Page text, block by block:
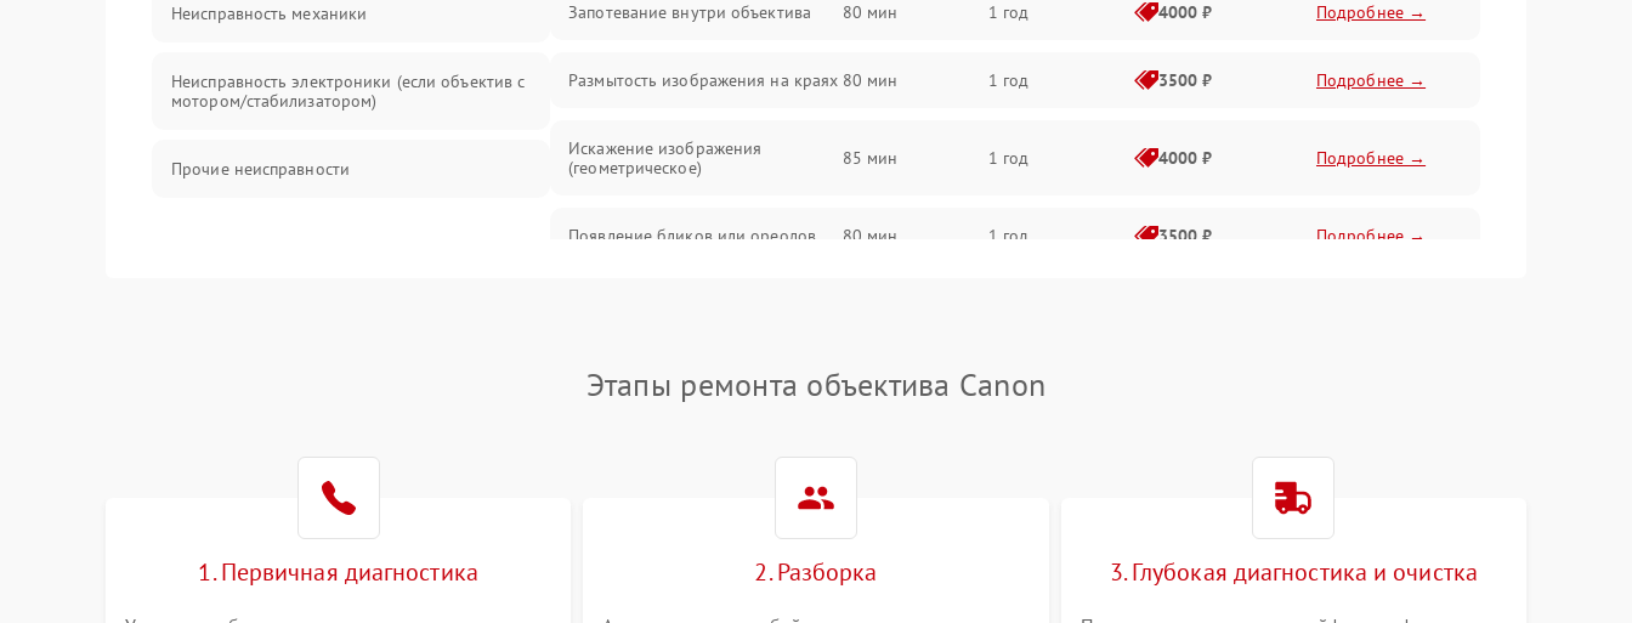
Неисправность механики
Неисправность электроники (если объектив с
мотором/стабилизатором)
Прочие неисправности
Запотевание внутри объектива 80 мин 1 год 4000 ₽ Подробнее →
Размытость изображения на краях 80 мин 1 год 3500 ₽ Подробнее →
Искажение изображения
(геометрическое)
85 мин 1 год 4000 ₽ Подробнее →
Появление бликов или ореолов 80 мин 1 год 3500 ₽ Подробнее →
Этапы ремонта объектива Canon
1. Первичная диагностика 2. Разборка 3. Глубокая диагностика и очистка